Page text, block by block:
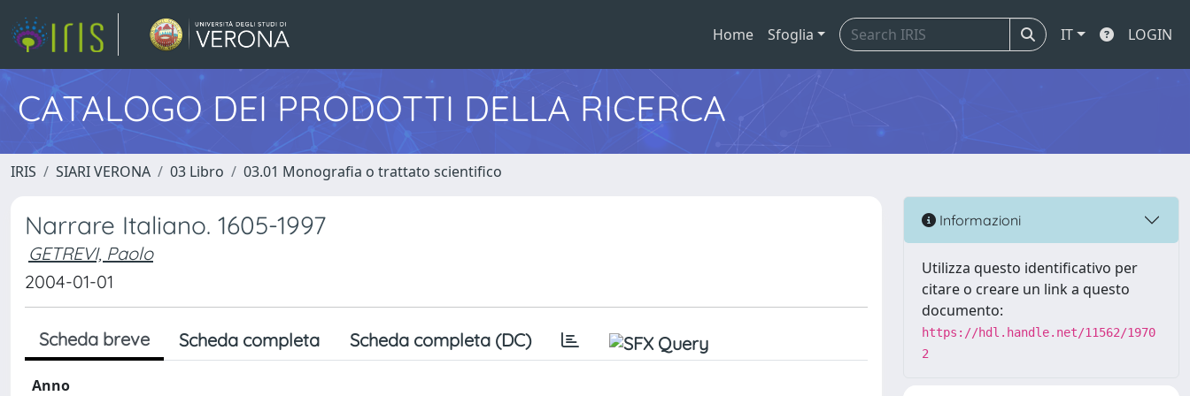
Home Sfoglia IT LOGIN
CATALOGO DEI PRODOTTI DELLA RICERCA
IRIS SIARI VERONA 03 Libro 03.01 Monografia o trattato scientifico
Narrare Italiano. 1605-1997
GETREVI, Paolo
2004-01-01
Scheda breve Scheda completa Scheda completa (DC)
Anno
Informazioni
Utilizza questo identificativo per
citare o creare un link a questo
documento:
https://hdl.handle.net/11562/1970
2